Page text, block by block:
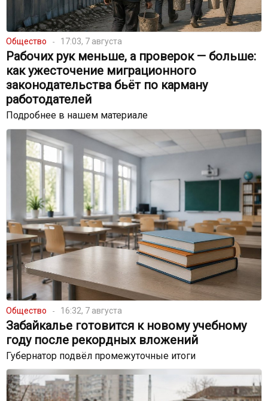
Общество 17:03, 7 августа
Рабочих рук меньше, а проверок — больше:
как ужесточение миграционного
законодательства бьёт по карману
работодателей
Подробнее в нашем материале
Общество 16:32, 7 августа
Забайкалье готовится к новому учебному
году после рекордных вложений
Губернатор подвёл промежуточные итоги